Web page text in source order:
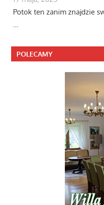
Potok ten zanim znajdzie
…
POLECAMY